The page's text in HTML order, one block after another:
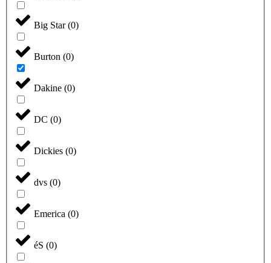
Big Star(0)
Burton (0)
Dakine (0)
DC (0)
Dickies (0)
dvs (0)
Emerica (0)
éS (0)